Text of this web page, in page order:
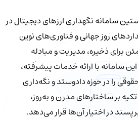
سامانه نگهداری ارزهای دیجیتال در
روز جهانی و فناوری‌های نوین
برای ذخیره، مدیریت و مبادله
سامانه با ارائه خدمات پیشرفته،
را در حوزه دادوستد و نگه‌داری
بر ساختارهای مدرن و به‌روز،
در اختیار آن‌ها قرار می‌دهد.